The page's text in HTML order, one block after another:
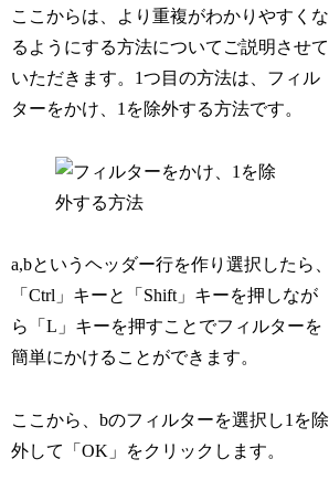
ここからは、より重複がわかりやすくな
るようにする方法についてご説明させて
いただきます。1つ目の方法は、フィル
ターをかけ、1を除外する方法です。
a,bというヘッダー行を作り選択したら、
「Ctrl」キーと「Shift」キーを押しなが
ら「L」キーを押すことでフィルターを
簡単にかけることができます。
ここから、bのフィルターを選択し1を除
外して「OK」をクリックします。